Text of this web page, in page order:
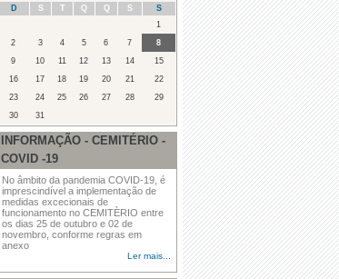
CASA ABERTA - VACINAÇÃO
·Feira na Freguesia
·AVISO
D
S T Q Q S
S
1
2
3 4 5 6 7
8
9
10 11 12 13 14
15
16
17 18 19 20 21
22
23
24 25 26 27 28
29
30
31
INFORMAÇÃO - CEMITÉRIO -
COVID -19
No âmbito da pandemia COVID-19, é
imprescindível a implementação de
medidas excecionais de
funcionamento no CEMITÈRIO entre
os dias 25 de outubro e 02 de
novembro, conforme regras em
anexo
Ler mais...